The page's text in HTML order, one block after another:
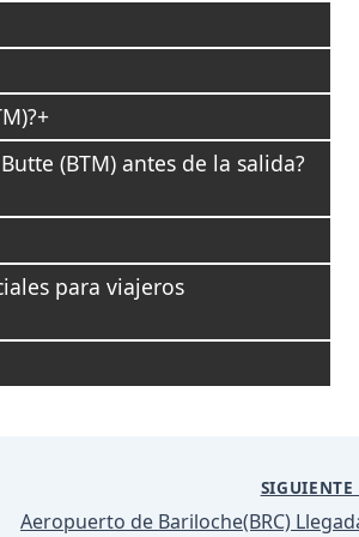
(BTM) antes de la salida?
para viajeros
SIGUIENTE
Aeropuerto de Bariloche(BRC)